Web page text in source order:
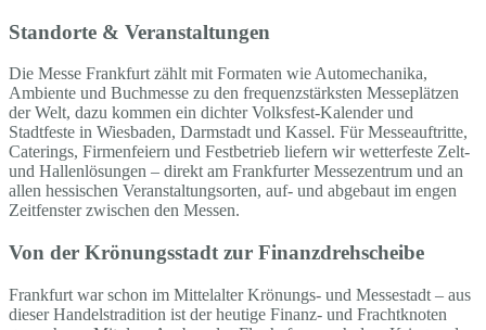
Standorte & Veranstaltungen
Die Messe Frankfurt zählt mit Formaten wie Automechanika,
Ambiente und Buchmesse zu den frequenzstärksten Messeplätzen
der Welt, dazu kommen ein dichter Volksfest-Kalender und
Stadtfeste in Wiesbaden, Darmstadt und Kassel. Für Messeauftritte,
Caterings, Firmenfeiern und Festbetrieb liefern wir wetterfeste Zelt-
und Hallenlösungen – direkt am Frankfurter Messezentrum und an
allen hessischen Veranstaltungsorten, auf- und abgebaut im engen
Zeitfenster zwischen den Messen.
Von der Krönungsstadt zur Finanzdrehscheibe
Frankfurt war schon im Mittelalter Krönungs- und Messestadt – aus
dieser Handelstradition ist der heutige Finanz- und Frachtknoten